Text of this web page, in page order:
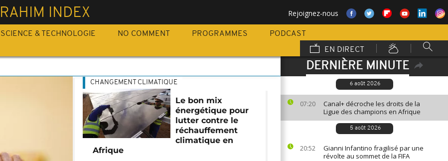
INDEX Rejoignez-nous
SCIENCE & TECHNOLOGIE NO COMMENT PROGRAMMES
PODCAST
EN DIRECT
DERNIÈRE MINUTE
6 août 2026
07:20
Canal+ décroche les droits de la
Ligue des champions en Afrique
5 août 2026
20:52
Gianni Infantino fragilisé par une
révolte au sommet de la FIFA
CHANGEMENT CLIMATIQUE
Le bon mix
énergétique pour
lutter contre le
réchauffement
climatique en
Afrique